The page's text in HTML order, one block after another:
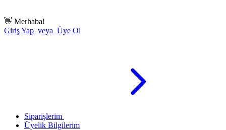
👋 Merhaba!
Giriş Yap veya Üye Ol
Siparişlerim
Üyelik Bilgilerim